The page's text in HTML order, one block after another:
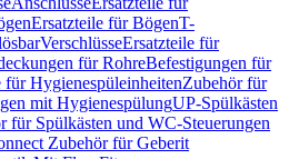
Ersatzteile für BögenT-
VerschlüsseErsatzteile für
für RohreBefestigungen für
für HygienespüleinheitenZubehör für
mit HygienespülungUP-Spülkästen
für Spülkästen und WC-Steuerungen
Zubehör für Geberit